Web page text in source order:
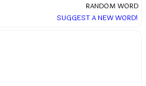
RANDOM WORD
SUGGEST A NEW WORD!